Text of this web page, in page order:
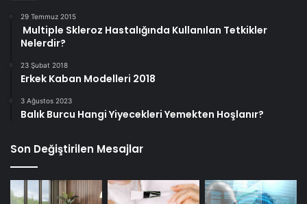
29 Temmuz 2015
Multiple Skleroz Hastalığında Kullanılan Tetkikler
Nelerdir?
23 Şubat 2018
Erkek Kaban Modelleri 2018
3 Ağustos 2023
Balık Burcu Hangi Yiyecekleri Yemekten Hoşlanır?
Son Değiştirilen Mesajlar